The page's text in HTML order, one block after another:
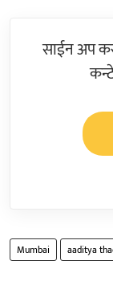
साईन अप
Mumbai aaditya